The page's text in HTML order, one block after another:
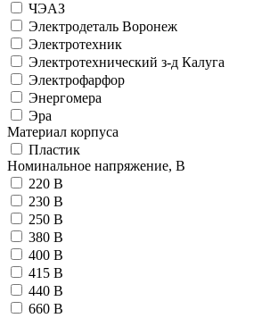
ЧЭАЗ
Электродеталь Воронеж
Электротехник
Электротехнический з-д Калуга
Электрофарфор
Энергомера
Эра
Материал корпуса
Пластик
Номинальное напряжение, В
220 В
230 В
250 В
380 В
400 В
415 В
440 В
660 В